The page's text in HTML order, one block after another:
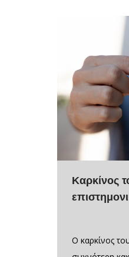
Καρκίνος
Ο καρκίνος